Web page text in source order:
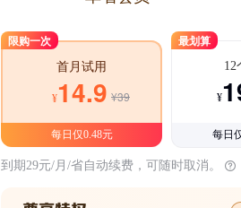
限购一次
首月试用
¥14.9 ¥39
每日仅0.48元
最划算
12
¥
每日
到期29元/月/省自动续费，可随时取消。